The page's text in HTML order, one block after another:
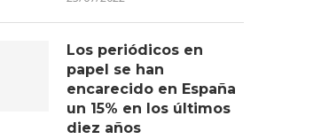
Los periódicos en
papel se han
encarecido en España
un 15% en los últimos
diez años